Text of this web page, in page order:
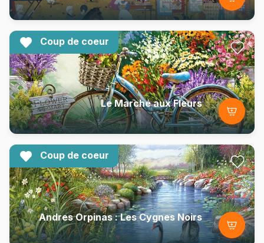
Coup de coeur
Le Marché aux Fleurs
Coup de coeur
Andres Orpinas : Les Cygnes Noirs